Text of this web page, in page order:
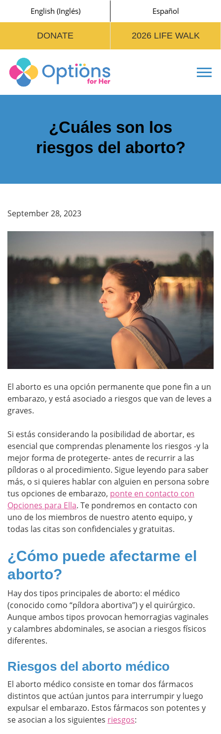
English (Inglés) Español
DONATE 2026 LIFE WALK
¿Cuáles son los
riesgos del aborto?
September 28, 2023
El aborto es una opción permanente que pone fin a un
embarazo, y está asociado a riesgos que van de leves a
graves.
Si estás considerando la posibilidad de abortar, es
esencial que comprendas plenamente los riesgos -y la
mejor forma de protegerte- antes de recurrir a las
píldoras o al procedimiento. Sigue leyendo para saber
más, o si quieres hablar con alguien en persona sobre
tus opciones de embarazo, ponte en contacto con
Opciones para Ella. Te pondremos en contacto con
uno de los miembros de nuestro atento equipo, y
todas las citas son confidenciales y gratuitas.
¿Cómo puede afectarme el
aborto?
Hay dos tipos principales de aborto: el médico
(conocido como “píldora abortiva”) y el quirúrgico.
Aunque ambos tipos provocan hemorragias vaginales
y calambres abdominales, se asocian a riesgos físicos
diferentes.
Riesgos del aborto médico
El aborto médico consiste en tomar dos fármacos
distintos que actúan juntos para interrumpir y luego
expulsar el embarazo. Estos fármacos son potentes y
se asocian a los siguientes riesgos: